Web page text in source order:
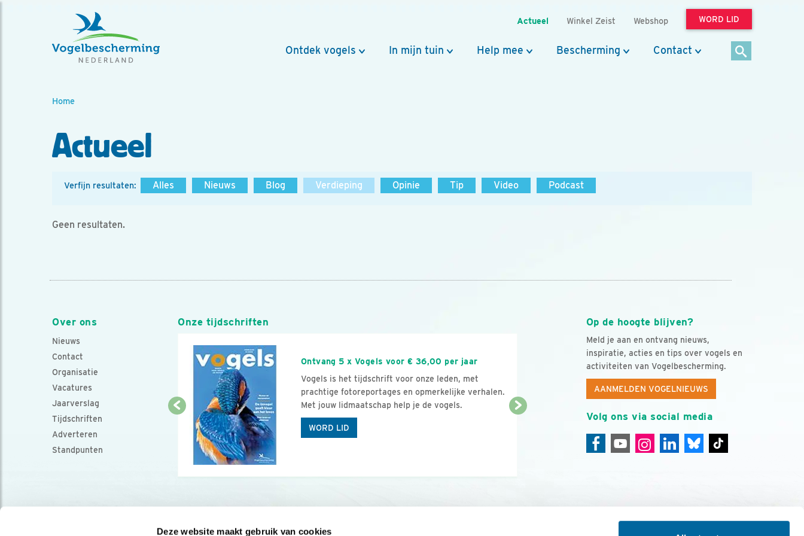
Deze website maakt gebruik van cookies
Actueel Winkel Zeist Webshop WORD LID
Ontdek vogels In mijn tuin Help mee Bescherming Contact
Home
Actueel
Verfijn resultaten: Alles Nieuws Blog Verdieping Opinie Tip Video Podcast
Geen resultaten.
Over ons
Nieuws
Contact
Organisatie
Vacatures
Jaarverslag
Tijdschriften
Adverteren
Standpunten
Op de hoogte blijven?
Meld je aan en ontvang nieuws,
inspiratie, acties en tips over vogels en
activiteiten van Vogelbescherming.
AANMELDEN VOGELNIEUWS
Volg ons via social media
Onze tijdschriften
Ontvang 5 x Vogels voor € 36,00 per jaar
Vogels is het tijdschrift voor onze leden, met
prachtige fotoreportages en opmerkelijke verhalen.
Met jouw lidmaatschap help je de vogels.
WORD LID